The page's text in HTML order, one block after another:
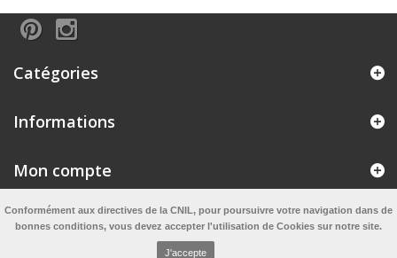
Conformément aux directives de la CNIL, pour poursuivre votre navigation dans de
bonnes conditions, vous devez accepter l'utilisation de Cookies sur notre site.
J'accepte
Catégories
Informations
Mon compte
Informations sur Miss Cabochon